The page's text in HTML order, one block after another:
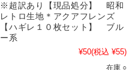
※超訳あり【現品処分】 昭和
レトロ生地＊アクアフレンズ
【ハギレ１０枚セット】 ブル
ー系
¥50(税込 ¥55)
在庫 ○